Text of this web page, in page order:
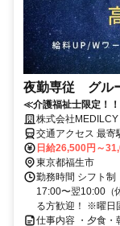
夜勤専従 グル
≪介護福祉士限定！
少人数ケア・派遣スタ
株式会社MEDILCY
交通アクセス 最寄駅：東福生駅 ＜勤務
り徒歩9分の好立
通勤に便利なエリアです。 JR青梅線「福生駅」
複数路線が使える
日給26,500円～
東京都福生市
勤務時間 シフト制
17:00〜翌10:00（
る方歓迎！ ※曜日
仕事内容 ・夕食・